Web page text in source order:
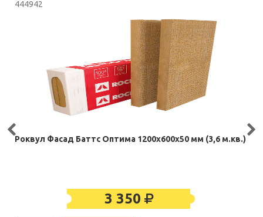
444942
Роквул Фасад Баттс Оптима 1200х600х50 мм (3,6 м.кв.)
3 350